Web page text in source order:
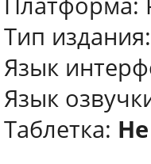
Тип
Язык
Язык
Таблетка: